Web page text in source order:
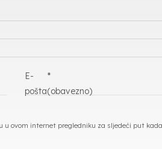
E-
pošta
*
(obavezno)
u ovom internet pregledniku za sljedeći put